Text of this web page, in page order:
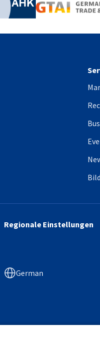
Regionale Einstellungen
German